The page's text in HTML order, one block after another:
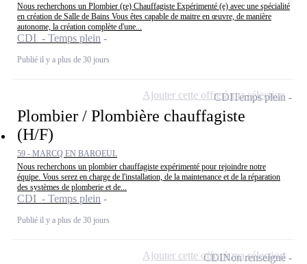
Nous recherchons un Plombier (re) Chauffagiste Expérimenté (e) avec une spécialité
en création de Salle de Bains Vous êtes capable de maitre en œuvre, de manière
autonome, la création complète d'une...
CDI - Temps plein
Publié il y a plus de 30 jours
Plombier / Plombière chauffagiste
(H/F)
59 - MARCQ EN BAROEUL
Nous recherchons un plombier chauffagiste expérimenté pour rejoindre notre
équipe. Vous serez en charge de l'installation, de la maintenance et de la réparation
des systèmes de plomberie et de...
CDI - Temps plein
Publié il y a plus de 30 jours
CDITemps plein
Ajouter cette offre à ma sélection
CDINon renseigné
Ajouter cette offre à ma sélection